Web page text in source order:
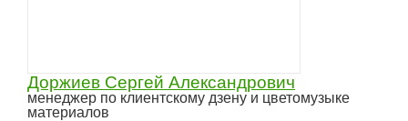
Доржиев Сергей Александрович
менеджер по клиентскому дзену и цветомузыке
материалов